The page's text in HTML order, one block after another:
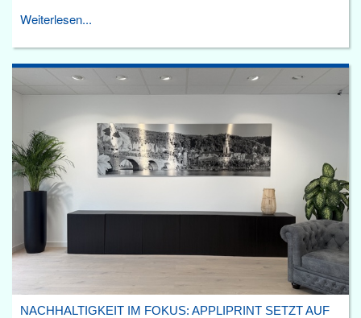
Weiterlesen...
NACHHALTIGKEIT IM FOKUS: APPLIPRINT SETZT AUF